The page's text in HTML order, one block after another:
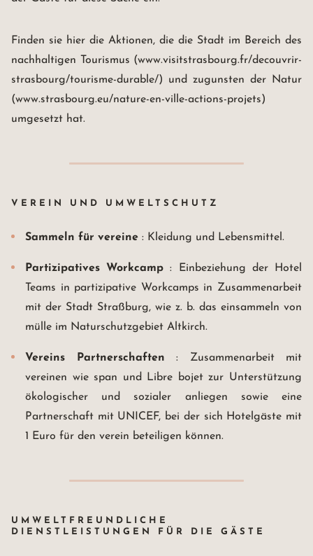
Finden sie hier die Aktionen, die die Stadt im Bereich des
nachhaltigen Tourismus (www.visitstrasbourg.fr/decouvrir-
strasbourg/tourisme-durable/) und zugunsten der Natur
(www.strasbourg.eu/nature-en-ville-actions-projets)
umgesetzt hat.
VEREIN UND UMWELTSCHUTZ
Sammeln für vereine : Kleidung und Lebensmittel.
Partizipatives Workcamp : Einbeziehung der Hotel
Teams in partizipative Workcamps in Zusammenarbeit
mit der Stadt Straßburg, wie z. b. das einsammeln von
mülle im Naturschutzgebiet Altkirch.
Vereins Partnerschaften : Zusammenarbeit mit
vereinen wie span und Libre bojet zur Unterstützung
ökologischer und sozialer anliegen sowie eine
Partnerschaft mit UNICEF, bei der sich Hotelgäste mit
1 Euro für den verein beteiligen können.
UMWELTFREUNDLICHE
DIENSTLEISTUNGEN FÜR DIE GÄSTE
info@maison-rouge.com